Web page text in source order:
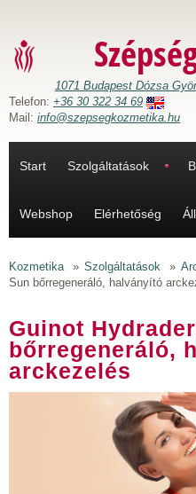
1071 Budapest Dózsa
Telefon: +36 30 322 34 69
Mail: info@szepsegkozmetika.hu
Start Szolgáltatások
Webshop Elérhetőség
Kozmetika » Szolgáltatások »
Sun bőrregeneráló, halványító
Guinot
bőrregeneráló,
arckezelés